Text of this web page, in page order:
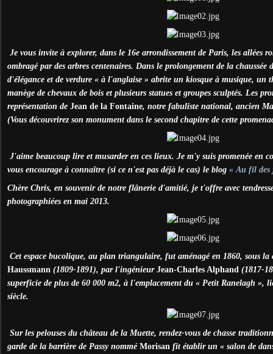
Je vous invite à explorer, dans le 16e arrondissement de Paris, les allées
ombragé par des arbres centenaires. Dans le prolongement de la chaussée
d'élégance et de verdure « à l'anglaise » abrite un kiosque à musique, un
manège de chevaux de bois et plusieurs statues et groupes sculptés. Les
représentation de Jean de la Fontaine, notre fabuliste national, ancien
(Vous découvrirez son monument dans le second chapitre de cette
J'aime beaucoup lire et musarder en ces lieux. Je m'y suis promenée en
vous encourage à connaître (si ce n'est pas déjà le cas) le blog « Au fil des
Chère Chris, en souvenir de notre flânerie d'amitié, je t'offre avec
photographiées en mai 2013.
Cet espace bucolique, au plan triangulaire, fut aménagé en 1860, sous
Haussmann (1809-1891), par l'ingénieur Jean-Charles Alphand (1817-
superficie de plus de 60 000 m2, à l'emplacement du « Petit Ranelagh »,
siècle.
Sur les pelouses du château de la Muette, rendez-vous de chasse
garde de la barrière de Passy nommé Morisan fit établir un « salon de